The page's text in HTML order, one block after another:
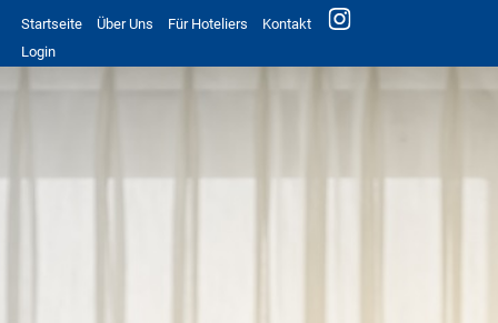
Startseite Über Uns Für Hoteliers
Kontakt
Login